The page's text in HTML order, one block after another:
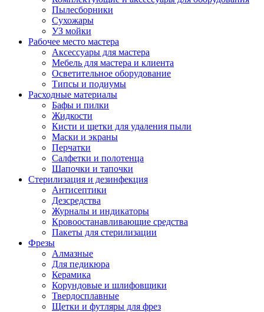
Пылесборники
Сухожары
УЗ мойки
Рабочее место мастера
Аксессуары для мастера
Мебель для мастера и клиента
Осветительное оборудование
Типсы и подиумы
Расходные материалы
Бафы и пилки
Жидкости
Кисти и щетки для удаления пыли
Маски и экраны
Перчатки
Салфетки и полотенца
Шапочки и тапочки
Стерилизация и дезинфекция
Антисептики
Дезсредства
Журналы и индикаторы
Кровоостанавливающие средства
Пакеты для стерилизации
Фрезы
Алмазные
Для педикюра
Керамика
Корундовые и шлифовщики
Твердосплавные
Щетки и футляры для фрез